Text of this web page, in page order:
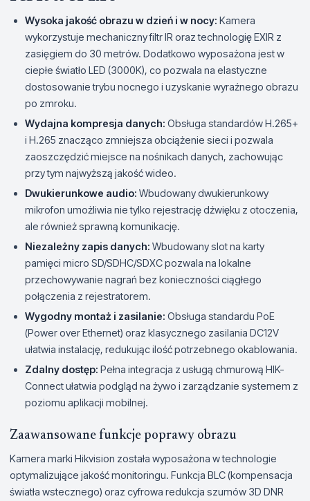
Wysoka jakość obrazu w dzień i w nocy: Kamera
wykorzystuje mechaniczny filtr IR oraz technologię EXIR z
zasięgiem do 30 metrów. Dodatkowo wyposażona jest w
ciepłe światło LED (3000K), co pozwala na elastyczne
dostosowanie trybu nocnego i uzyskanie wyraźnego obrazu
po zmroku.
Wydajna kompresja danych: Obsługa standardów H.265+
i H.265 znacząco zmniejsza obciążenie sieci i pozwala
zaoszczędzić miejsce na nośnikach danych, zachowując
przy tym najwyższą jakość wideo.
Dwukierunkowe audio: Wbudowany dwukierunkowy
mikrofon umożliwia nie tylko rejestrację dźwięku z otoczenia,
ale również sprawną komunikację.
Niezależny zapis danych: Wbudowany slot na karty
pamięci micro SD/SDHC/SDXC pozwala na lokalne
przechowywanie nagrań bez konieczności ciągłego
połączenia z rejestratorem.
Wygodny montaż i zasilanie: Obsługa standardu PoE
(Power over Ethernet) oraz klasycznego zasilania DC12V
ułatwia instalację, redukując ilość potrzebnego okablowania.
Zdalny dostęp: Pełna integracja z usługą chmurową HIK-
Connect ułatwia podgląd na żywo i zarządzanie systemem z
poziomu aplikacji mobilnej.
Zaawansowane funkcje poprawy obrazu
Kamera marki Hikvision została wyposażona w technologie
optymalizujące jakość monitoringu. Funkcja BLC (kompensacja
światła wstecznego) oraz cyfrowa redukcja szumów 3D DNR